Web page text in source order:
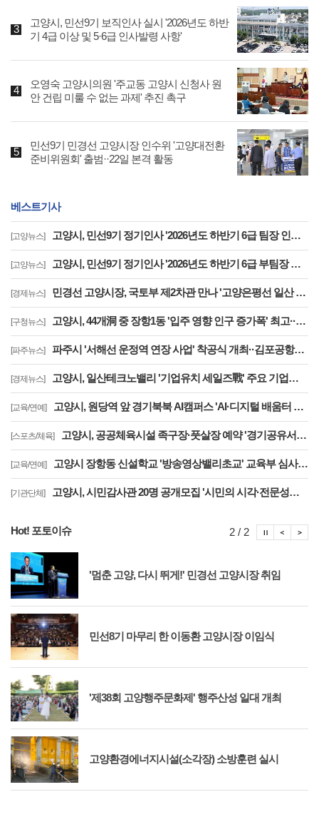
고양시, 민선9기 보직인사 실시 '2026년도 하반
기 4급 이상 및 5·6급 인사발령 사항'
오영숙 고양시의원 '주교동 고양시 신청사 원
안 건립 미룰 수 없는 과제' 추진 촉구
민선9기 민경선 고양시장 인수위 '고양대전환
준비위원회' 출범··22일 본격 활동
베스트기사
[고양뉴스] 고양시, 민선9기 정기인사 '2026년도 하반기 6급 팀장 인사발령 사항'
[고양뉴스] 고양시, 민선9기 정기인사 '2026년도 하반기 6급 부팀장 이하 인사발령 사항'
[경제뉴스] 민경선 고양시장, 국토부 제2차관 만나 '고양은평선 일산 연장 반영' 등 요청
[구청뉴스] 고양시, 44개洞 중 장항1동 '입주 영향 인구 증가폭' 최고··풍산동도 증가세 지속
[파주뉴스] 파주시 '서해선 운정역 연장 사업' 착공식 개최··김포공항까지 30분대 주파
[경제뉴스] 고양시, 일산테크노밸리 '기업유치 세일즈戰' 주요 기업에 고양시장 명의 투자 제안
[교육/연예] 고양시, 원당역 앞 경기북북 AI캠퍼스 'AI·디지털 배움터 체험존' 12월까지 운영
[스포츠/체육] 고양시, 공공체육시설 족구장·풋살장 예약 '경기공유서비스'로 전환··투명성 강화
[교육/연예] 고양시 장항동 신설학교 '방송영상밸리초교' 교육부 심사 통과··2030년 개교
[기관단체] 고양시, 시민감사관 20명 공개모집 '시민의 시각·전문성으로 감사행정 제고'
Hot! 포토이슈
'멈춘 고양, 다시 뛰게!' 민경선 고양시장 취임
민선8기 마무리 한 이동환 고양시장 이임식
'제38회 고양행주문화제' 행주산성 일대 개최
고양환경에너지시설(소각장) 소방훈련 실시
2 / 2 포
포토이